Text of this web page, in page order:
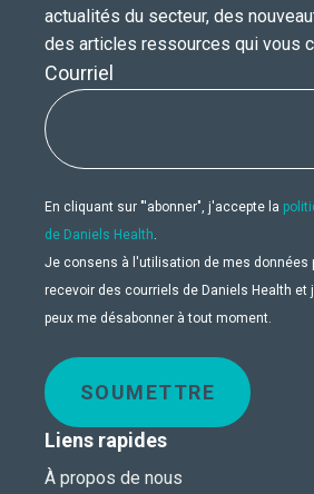
actualités du secteur, des
des articles ressources qui vous
Courriel
En cliquant sur "'abonner", j'accepte la
de Daniels Health.
Je consens à l'utilisation de mes données
recevoir des courriels de Daniels Health et
peux me désabonner à tout moment.
SOUMETTRE
Liens rapides
À propos de nous